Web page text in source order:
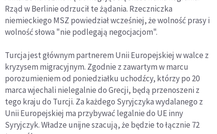
Rząd w Berlinie odrzucił te żądania. Rzeczniczka
niemieckiego MSZ powiedział wcześniej, że wolność prasy i
wolność słowa "nie podlegają negocjacjom".
Turcja jest głównym partnerem Unii Europejskiej w walce z
kryzysem migracyjnym. Zgodnie z zawartym w marcu
porozumieniem od poniedziałku uchodźcy, którzy po 20
marca wjechali nielegalnie do Grecji, będą przenoszeni z
tego kraju do Turcji. Za każdego Syryjczyka wydalanego z
Unii Europejskiej ma przybywać legalnie do UE inny
Syryjczyk. Władze unijne szacują, że będzie to łącznie 72